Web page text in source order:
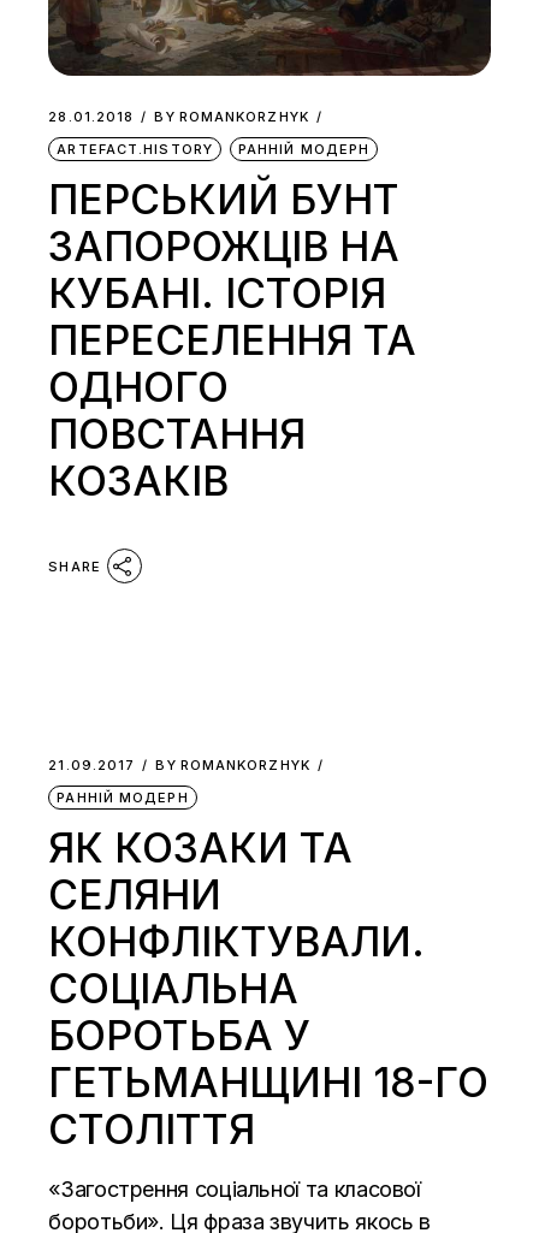
28.01.2018 BY ROMANKORZHYK
ARTEFACT.HISTORY
РАННІЙ МОДЕРН
ПЕРСЬКИЙ БУНТ
ЗАПОРОЖЦІВ НА
КУБАНІ. ІСТОРІЯ
ПЕРЕСЕЛЕННЯ ТА
ОДНОГО
ПОВСТАННЯ
КОЗАКІВ
SHARE
21.09.2017 BY ROMANKORZHYK
РАННІЙ МОДЕРН
ЯК КОЗАКИ ТА
СЕЛЯНИ
КОНФЛІКТУВАЛИ.
СОЦІАЛЬНА
БОРОТЬБА У
ГЕТЬМАНЩИНІ 18-ГО
СТОЛІТТЯ
«Загострення соціальної та класової
боротьби». Ця фраза звучить якось в